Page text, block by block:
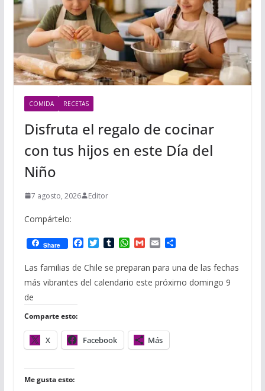
COMIDA RECETAS
Disfruta el regalo de cocinar
con tus hijos en este Día del
Niño
7 agosto, 2026 Editor
Compártelo:
Share
F
c
e
b
T
i
t
t
T
m
b
l
W
a
t
s
G
a
i
l
E
a
i
l
C
m
p
a
Las familias de Chile se preparan para una de las fechas
más vibrantes del calendario este próximo domingo 9
de
Comparte esto:
X Facebook Más
Me gusta esto: